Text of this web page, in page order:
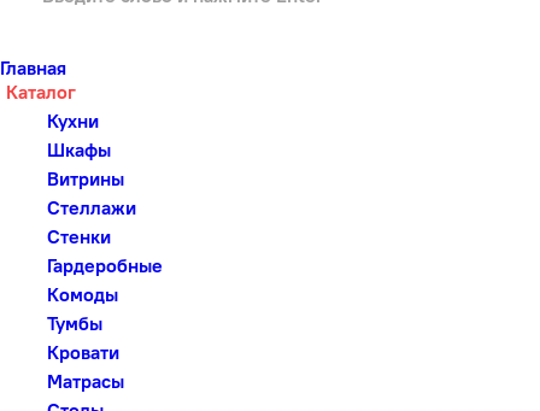
Главная
Каталог
Кухни
Шкафы
Витрины
Стеллажи
Стенки
Гардеробные
Комоды
Тумбы
Кровати
Матрасы